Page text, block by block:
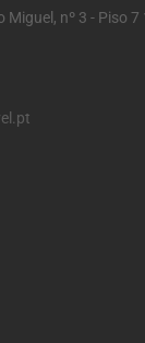
Miguel, nº 3 - Piso